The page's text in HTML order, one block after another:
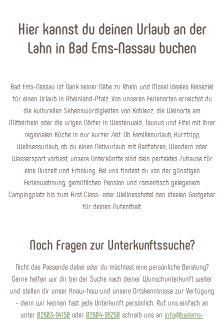
Hier kannst du deinen Urlaub an der
Lahn in Bad Ems-Nassau buchen
Bad Ems-Nassau ist Dank seiner Nähe zu Rhein und Mosel ideales Reiseziel
für einen Urlaub in Rheinland-Pfalz. Von unseren Ferienorten erreichst du
die kulturellen Sehenswürdigkeiten von Koblenz, die Weinorte am
Mittelrhein oder die urigen Dörfer in Westerwald, Taunus und Eifel mit ihrer
regionalen Küche in nur kurzer Zeit. Ob Familienurlaub, Kurztripp,
Wellnessurlaub, ob du einen Aktivurlaub mit Radfahren, Wandern oder
Wassersport vorhast, unsere Unterkünfte sind dein perfektes Zuhause für
eine Auszeit und Erholung. Bei uns findest du von der günstigen
Ferienwohnung, gemütlichen Pension und romantisch gelegenem
Campingplatz bis zum First Class- oder Wellnesshotel den idealen Gastgeber
für deinen Aufenthalt.
Noch Fragen zur Unterkunftssuche?
Nicht das Passende dabei oder du möchtest eine persönliche Beratung?
Gerne helfen wir dir bei der Suche nach deiner Wunschunterkunft weiter
und stellen dir unser Know-how und unsere Ortskenntnisse zur Verfügung
- denn wir kennen fast jede Unterkunft persönlich. Ruf uns einfach an
unter 02603-94150 oder 02604-95250 schreib uns an info@badems-